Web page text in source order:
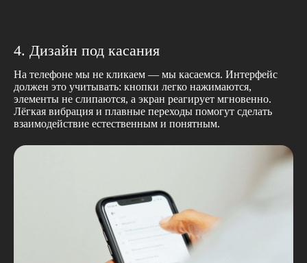
4. Дизайн под касания
На телефоне мы не кликаем — мы касаемся. Интерфейс
должен это учитывать: кнопки легко нажимаются,
элементы не слипаются, а экран реагирует мгновенно.
Лёгкая вибрация и плавные переходы помогут сделать
взаимодействие естественным и понятным.
Оставить заявку
скучаем...
познакомиться
назад
Связаться с нами
Обсудим ваш
проект?